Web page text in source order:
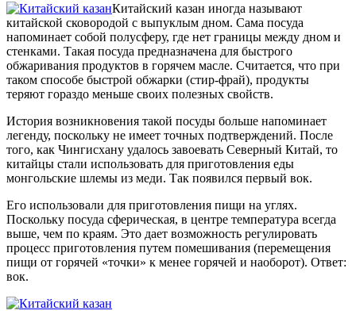
Китайский казан иногда называют
китайской сковородой с выпуклым дном. Сама посуда
напоминает собой полусферу, где нет границы между дном и
стенками. Такая посуда предназначена для быстрого
обжаривания продуктов в горячем масле. Считается, что при
таком способе быстрой обжарки (стир-фрай), продукты
теряют гораздо меньше своих полезных свойств.
История возникновения такой посуды больше напоминает
легенду, поскольку не имеет точных подтверждений. После
того, как Чингисхану удалось завоевать Северный Китай, то
китайцы стали использовать для приготовления еды
монгольские шлемы из меди. Так появился первый вок.
Его использовали для приготовления пищи на углях.
Поскольку посуда сферическая, в центре температура всегда
выше, чем по краям. Это дает возможность регулировать
процесс приготовления путем помешивания (перемещения
пищи от горячей «точки» к менее горячей и наоборот). Ответ:
вок.